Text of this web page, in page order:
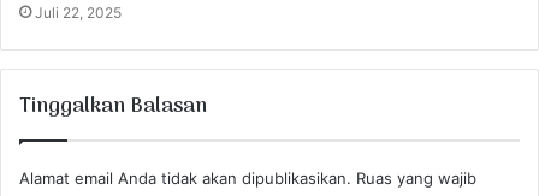
Juli 22, 2025
Tinggalkan Balasan
Alamat email Anda tidak akan dipublikasikan. Ruas yang wajib